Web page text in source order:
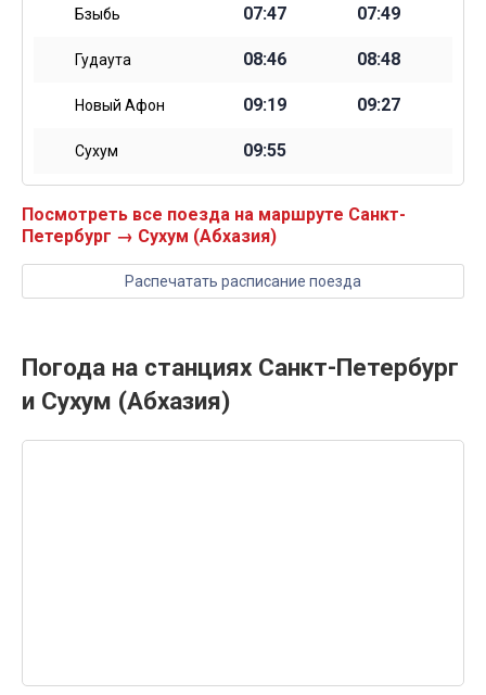
Бзыбь 07:47 07:49
Гудаута 08:46 08:48
Новый Афон 09:19 09:27
Сухум 09:55
Посмотреть все поезда на маршруте Санкт-
Петербург → Сухум (Абхазия)
Распечатать расписание поезда
Погода на станциях Санкт-Петербург
и Сухум (Абхазия)